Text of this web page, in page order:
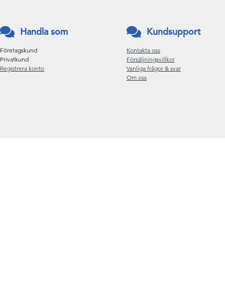
Handla som
Företagskund
Privatkund
Registrera konto
Kundsupport
Kontakta oss
Försäljningsvillkor
Vanliga frågor & svar
Om oss